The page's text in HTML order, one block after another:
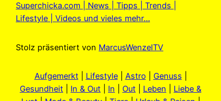
Superchicka.com | News | Tipps | Trends |
Lifestyle | Videos und vieles mehr…
Stolz präsentiert von MarcusWenzelTV
Aufgemerkt| Lifestyle| Astro Genuss
Gesundheit
In & Out In Out Leben
Liebe &